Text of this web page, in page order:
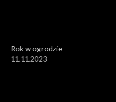
Rok w ogrodzie
11.11.2023